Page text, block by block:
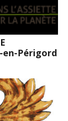
en-Périgord